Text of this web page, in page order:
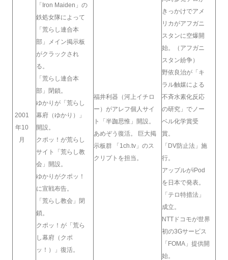
2001
年10
月
「Iron Maiden」の
鉄処女隊によって
「荒らし連合本
部」メイン掲示板
がクラックされ
る。
「荒らし連合本
部」閉鎖。
ゆかりが「荒らし
幕府（ゆかり）」
開設。
クポッ！が荒らし
サイト「荒らし教
会」開設。
ゆかりがクポッ！
に宣戦布告。
「荒らし教会」閉
鎖。
クポッ！が「荒ら
し幕府（クポ
ッ！）」復活。
福井利器（河上イチロ
ー）がアレフ個人サイ
ト「半跏思惟」開設。
あめぞう復活。 巨大掲
示板群 「1ch.tv」のス
クリプトを担当。
きっかけでアメ
リカがアフガニ
スタンに空爆開
始。（アフガニ
スタン紛争）
野依良治が「キ
ラル触媒による
不斉水素化反応
の研究」でノー
ベル化学賞受
賞。
「DV防止法」施
行。
アップルがiPod
を日本で発表。
「テロ特措法」
成立。
NTTドコモが世界
初の3Gサービス
「FOMA」提供開
始。